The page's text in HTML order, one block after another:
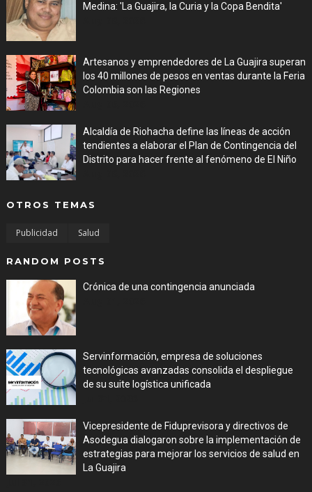
Medina: 'La Guajira, la Curia y la Copa Bendita'
Artesanos y emprendedores de La Guajira superan
los 40 millones de pesos en ventas durante la Feria
Colombia son las Regiones
Alcaldía de Riohacha define las líneas de acción
tendientes a elaborar el Plan de Contingencia del
Distrito para hacer frente al fenómeno de El Niño
OTROS TEMAS
Publicidad Salud
RANDOM POSTS
Crónica de una contingencia anunciada
Servinformación, empresa de soluciones
tecnológicas avanzadas consolida el despliegue
de su suite logística unificada
Vicepresidente de Fiduprevisora y directivos de
Asodegua dialogaron sobre la implementación de
estrategias para mejorar los servicios de salud en
La Guajira